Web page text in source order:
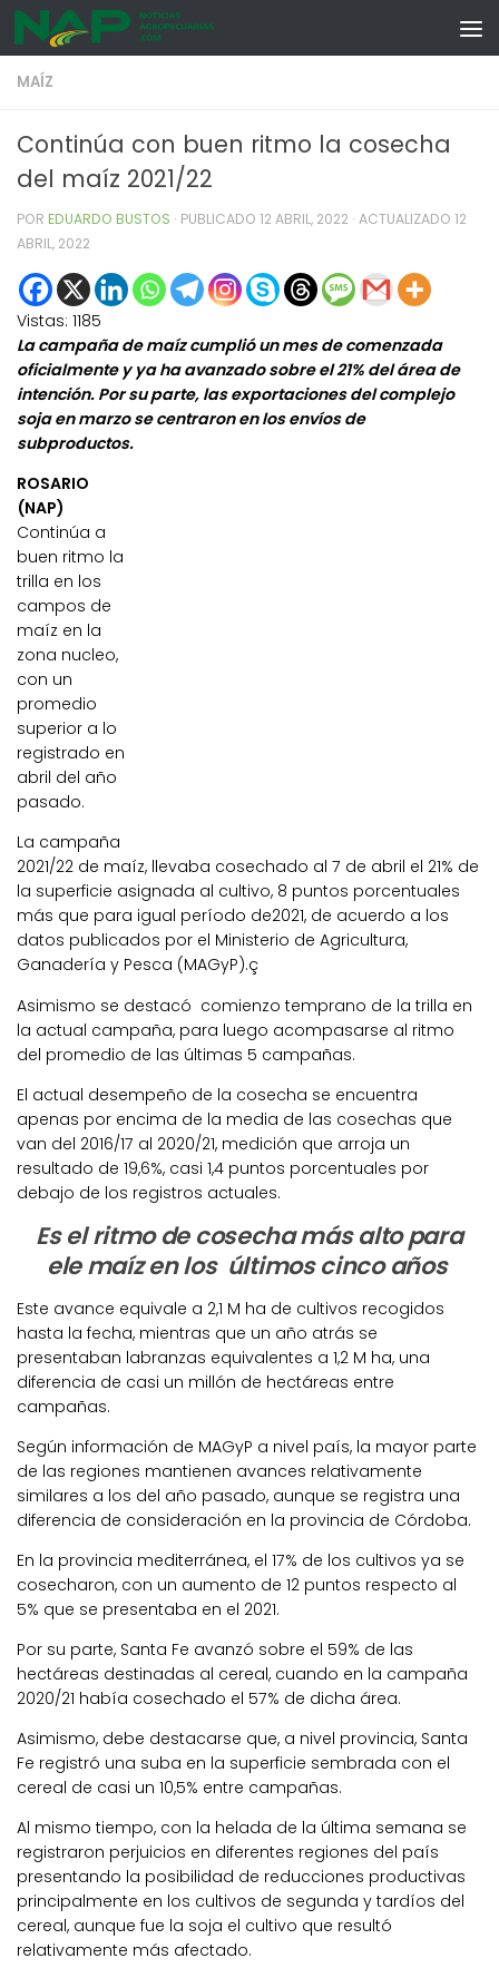
Skip to content
MAÍZ
Continúa con buen ritmo la cosecha
del maíz 2021/22
POR EDUARDO BUSTOS · PUBLICADO 12 ABRIL, 2022 · ACTUALIZADO 12
ABRIL, 2022
Vistas: 1185
La campaña de maíz cumplió un mes de comenzada
oficialmente y ya ha avanzado sobre el 21% del área de
intención. Por su parte, las exportaciones del complejo
soja en marzo se centraron en los envíos de
subproductos.
ROSARIO
(NAP)
Continúa a
buen ritmo la
trilla en los
campos de
maíz en la
zona nucleo,
con un
promedio
superior a lo
registrado en
abril del año
pasado.
La campaña
2021/22 de maíz, llevaba cosechado al 7 de abril el 21% de
la superficie asignada al cultivo, 8 puntos porcentuales
más que para igual período de2021, de acuerdo a los
datos publicados por el Ministerio de Agricultura,
Ganadería y Pesca (MAGyP).ç
Asimismo se destacó comienzo temprano de la trilla en
la actual campaña, para luego acompasarse al ritmo
del promedio de las últimas 5 campañas.
El actual desempeño de la cosecha se encuentra
apenas por encima de la media de las cosechas que
van del 2016/17 al 2020/21, medición que arroja un
resultado de 19,6%, casi 1,4 puntos porcentuales por
debajo de los registros actuales.
Es el ritmo de cosecha más alto para
ele maíz en los últimos cinco años
Este avance equivale a 2,1 M ha de cultivos recogidos
hasta la fecha, mientras que un año atrás se
presentaban labranzas equivalentes a 1,2 M ha, una
diferencia de casi un millón de hectáreas entre
campañas.
Según información de MAGyP a nivel país, la mayor parte
de las regiones mantienen avances relativamente
similares a los del año pasado, aunque se registra una
diferencia de consideración en la provincia de Córdoba.
En la provincia mediterránea, el 17% de los cultivos ya se
cosecharon, con un aumento de 12 puntos respecto al
5% que se presentaba en el 2021.
Por su parte, Santa Fe avanzó sobre el 59% de las
hectáreas destinadas al cereal, cuando en la campaña
2020/21 había cosechado el 57% de dicha área.
Asimismo, debe destacarse que, a nivel provincia, Santa
Fe registró una suba en la superficie sembrada con el
cereal de casi un 10,5% entre campañas.
Al mismo tiempo, con la helada de la última semana se
registraron perjuicios en diferentes regiones del país
presentando la posibilidad de reducciones productivas
principalmente en los cultivos de segunda y tardíos del
cereal, aunque fue la soja el cultivo que resultó
relativamente más afectado.